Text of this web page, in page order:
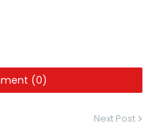
(0)
Next Post